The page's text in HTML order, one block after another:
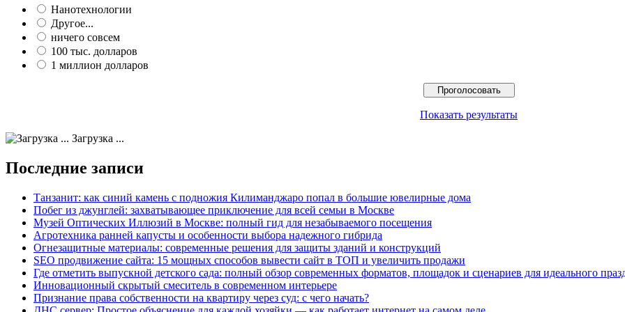
Нанотехнологии
Другое...
ничего совсем
100 тыс. долларов
1 миллион долларов
Показать результаты
Загрузка ...
Последние записи
Танзанит: как синий камень с подножия Килиманджаро попал в большие ювелирные дома
Побег из джунглей: захватывающее приключение для всей семьи в Москве
Музей Оптических Иллюзий в Москве: полный гид для незабываемого посещения
Агротехника ранней капусты и особенности выбора надежного гибрида
Огнезащитные материалы: современные решения для защиты зданий и конструкций
SEO продвижение сайта: 15 мощных способов вывести сайт в ТОП и увеличить продажи
Где отметить выпускной детского сада: полный обзор современных форматов, площадок и сценариев для идеального
Инновационный скрытый смеситель в современном интерьере
Признание права собственности на квартиру через суд: с чего начать?